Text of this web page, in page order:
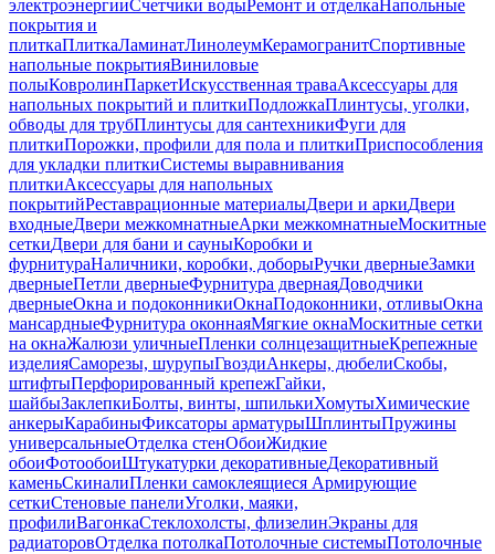
электроэнергииСчетчики водыРемонт и отделкаНапольные
покрытия и
плиткаПлиткаЛаминатЛинолеумКерамогранитСпортивные
напольные покрытияВиниловые
полыКовролинПаркетИскусственная траваАксессуары для
напольных покрытий и плиткиПодложкаПлинтусы, уголки,
обводы для трубПлинтусы для сантехникиФуги для
плиткиПорожки, профили для пола и плиткиПриспособления
для укладки плиткиСистемы выравнивания
плиткиАксессуары для напольных
покрытийРеставрационные материалыДвери и аркиДвери
входныеДвери межкомнатныеАрки межкомнатныеМоскитные
сеткиДвери для бани и сауныКоробки и
фурнитураНаличники, коробки, доборыРучки дверныеЗамки
дверныеПетли дверныеФурнитура двернаяДоводчики
дверныеОкна и подоконникиОкнаПодоконники, отливыОкна
мансардныеФурнитура оконнаяМягкие окнаМоскитные сетки
на окнаЖалюзи уличныеПленки солнцезащитныеКрепежные
изделияСаморезы, шурупыГвоздиАнкеры, дюбелиСкобы,
штифтыПерфорированный крепежГайки,
шайбыЗаклепкиБолты, винты, шпилькиХомутыХимические
анкерыКарабиныФиксаторы арматурыШплинтыПружины
универсальныеОтделка стенОбоиЖидкие
обоиФотообоиШтукатурки декоративныеДекоративный
каменьСкиналиПленки самоклеящиеся Армирующие
сеткиСтеновые панелиУголки, маяки,
профилиВагонкаСтеклохолсты, флизелинЭкраны для
радиаторовОтделка потолкаПотолочные системыПотолочные